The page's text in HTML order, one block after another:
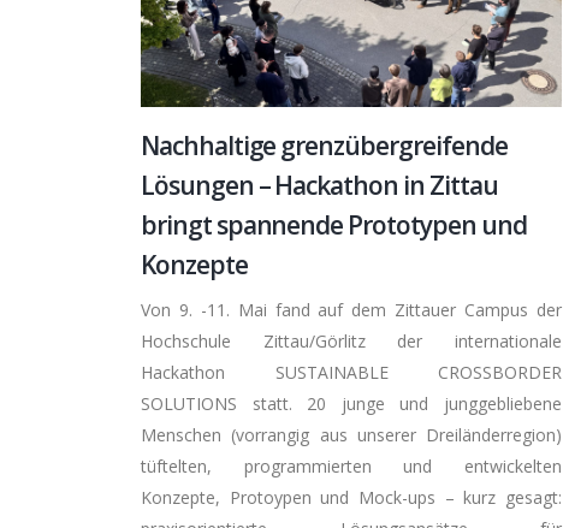
Nachhaltige grenzübergreifende
Lösungen – Hackathon in Zittau
bringt spannende Prototypen und
Konzepte
Von 9. -11. Mai fand auf dem Zittauer Campus der
Hochschule Zittau/Görlitz der internationale
Hackathon SUSTAINABLE CROSSBORDER
SOLUTIONS statt. 20 junge und junggebliebene
Menschen (vorrangig aus unserer Dreiländerregion)
tüftelten, programmierten und entwickelten
Konzepte, Protoypen und Mock-ups – kurz gesagt: